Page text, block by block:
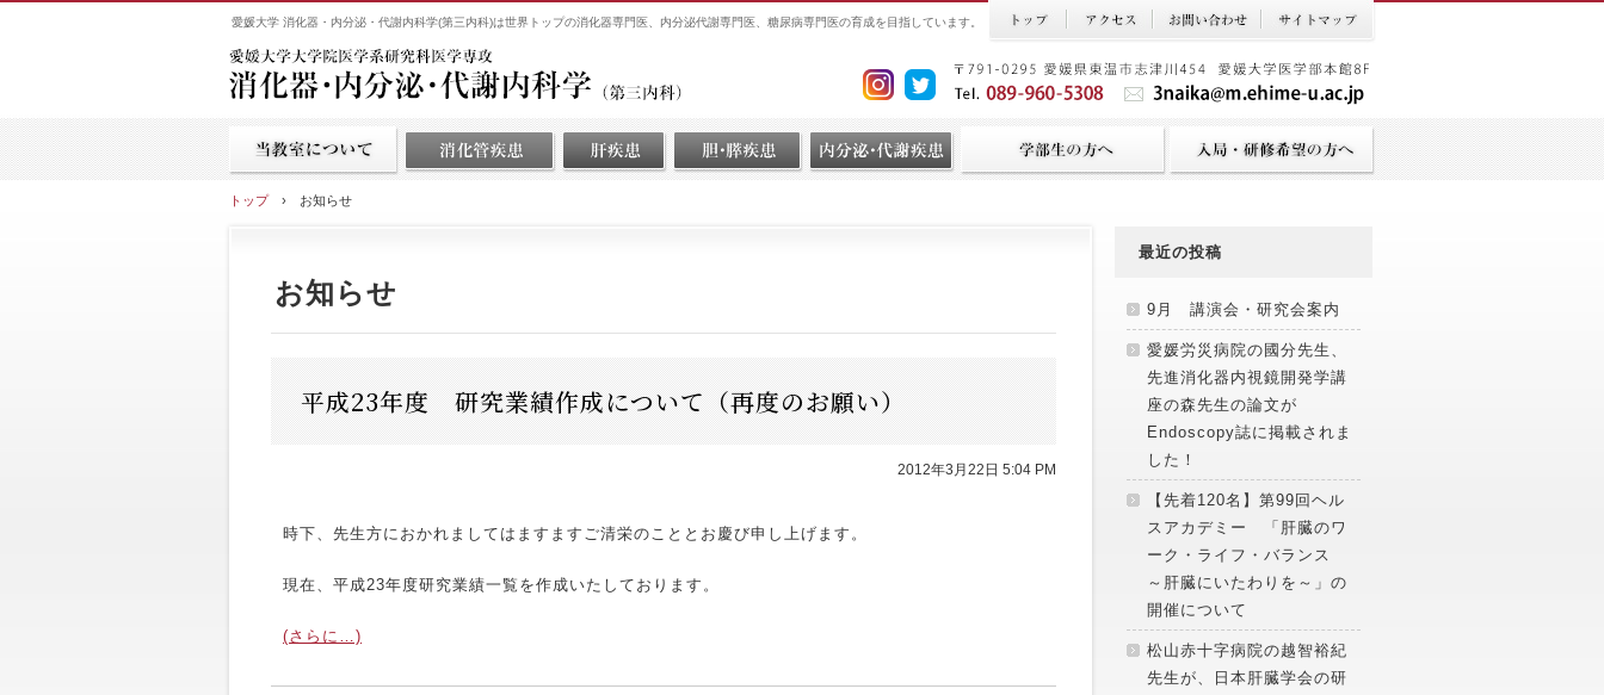
愛媛大学 消化器・内分泌・代謝内科学(第三内科)は世界トップの消化器専門医、内分泌代謝専門医、糖尿病専門医の育成を目指しています。
トップ› お知らせ
お知らせ
平成23年度 研究業績作成について（再度のお願い）
2012年3月22日 5:04 PM
時下、先生方におかれましてはますますご清栄のこととお慶び申し上げます。
現在、平成23年度研究業績一覧を作成いたしております。
(さらに…)
最近の投稿
9月 講演会・研究会案内
愛媛労災病院の國分先生、
先進消化器内視鏡開発学講
座の森先生の論文が
Endoscopy誌に掲載されま
した！
【先着120名】第99回ヘル
スアカデミー 「肝臓のワ
ーク・ライフ・バランス
～肝臓にいたわりを～」の
開催について
松山赤十字病院の越智裕紀
先生が、日本肝臓学会の研